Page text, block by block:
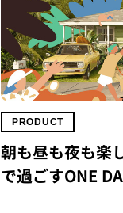
PRODUCT
朝も昼も夜も楽
で過ごすONE